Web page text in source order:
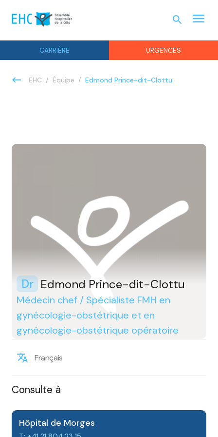
CARRIÈRE URGENCES
search menu
EHC Équipe Edmond Prince-dit-Clottu
Dr Edmond Prince-dit-Clottu
Médecin chef / Spécialiste FMH en
gynécologie-obstétrique et en
gynécologie-obstétrique opératoire
Français
Consulte à
Hôpital de Morges